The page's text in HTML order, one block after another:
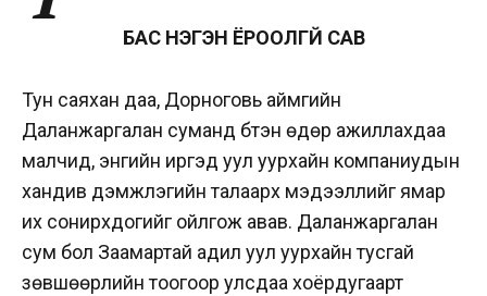
БАС НЭГЭН ЁРООЛГҮЙ САВ
Тун саяхан даа, Дорноговь аймгийн
Даланжаргалан суманд бүтэн өдөр ажиллахдаа
малчид, энгийн иргэд уул уурхайн компаниудын
хандив дэмжлэгийн талаарх мэдээллийг ямар
их сонирхдогийг ойлгож авав. Даланжаргалан
сум бол Заамартай адил уул уурхайн тусгай
зөвшөөрлийн тоогоор улсдаа хоёрдугаарт